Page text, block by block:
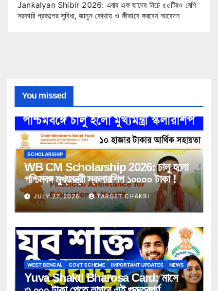
Jankalyan Shibir 2026: এবার এক ছাদের নিচে ৫৫টিরও বেশি
সরকারি প্রকল্পের সুবিধা, জানুন কোথায় ও কীভাবে করবেন আবেদন
You missed
SCHOLARSHIP
WB CM Scholarship 2026: চালু হলো
পশ্চিমবঙ্গ মুখ্যমন্ত্রী স্কলারশিপ ১০০০০ টাকা !
JULY 27, 2026 TARGET CHAKRI
WEST BENGAL GOVT SCHEME IMPORTANT UPDATES NEWS
Yuva Shakti Bharosa Card: মাসে